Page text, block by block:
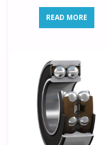
READ MORE